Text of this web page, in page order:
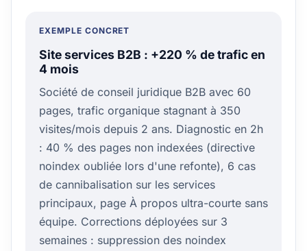
EXEMPLE CONCRET
Site services B2B : +220 % de trafic en
4 mois
Société de conseil juridique B2B avec 60
pages, trafic organique stagnant à 350
visites/mois depuis 2 ans. Diagnostic en 2h
: 40 % des pages non indexées (directive
noindex oubliée lors d'une refonte), 6 cas
de cannibalisation sur les services
principaux, page À propos ultra-courte sans
équipe. Corrections déployées sur 3
semaines : suppression des noindex